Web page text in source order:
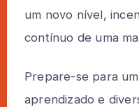
um novo nível,
contínuo de uma
Prepare-se para
aprendizado e